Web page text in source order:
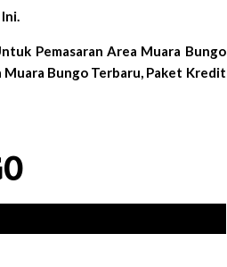
Pemasaran Area Muara Bungo
Muara Bungo Terbaru, Paket Kredit